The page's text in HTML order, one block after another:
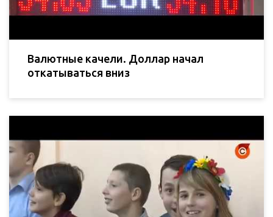
Валютные качели. Доллар начал
откатываться вниз